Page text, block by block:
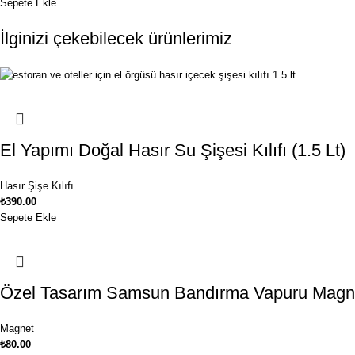
Sepete Ekle
İlginizi çekebilecek ürünlerimiz
El Yapımı Doğal Hasır Su Şişesi Kılıfı (1.5 Lt)
Hasır Şişe Kılıfı
₺390.00
Sepete Ekle
Özel Tasarım Samsun Bandırma Vapuru
Magnet
₺80.00